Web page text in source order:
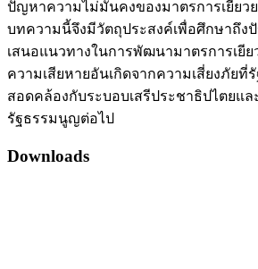
ปัญหาความไม่มั่นคงของมาตรการเยียว
บทความนี้จึงมีวัตถุประสงค์เพื่อศึกษาถึง
เสนอแนวทางในการพัฒนามาตรการเยี
ความเสียหายอันเกิดจากความเสี่ยงภัยที่
สอดคล้องกับระบอบเสรีประชาธิปไตยแ
รัฐธรรมนูญต่อไป
Downloads